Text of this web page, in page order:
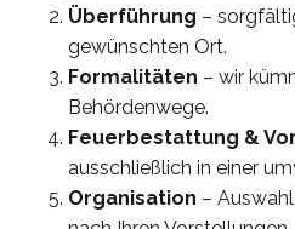
Überführung –
gewünschten Ort.
Formalitäten – wir
Behördenwege.
Feuerbestattung &
ausschließlich in einer
Organisation –